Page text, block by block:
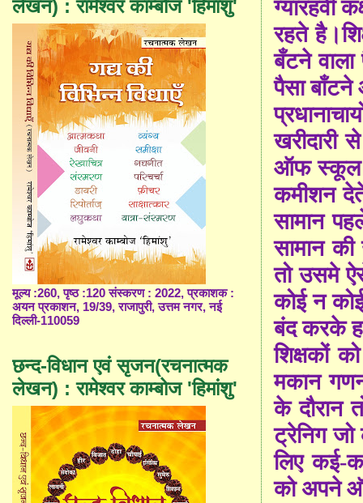
ग्यारहवीं
रहते
बँटने
पैसा
खरीदारी
ऑफ
कमीशन
सामान
सामान की
तो उसमे
कोई न
बंद करके
शिक्षकों
मकान
के दौरान
ट्रेनिग
लिए कई-
को अपने
लेखन) : रामेश्वर काम्बोज 'हिमांशु'
मूल्य :260, पृष्ठ :120 संस्करण : 2022, प्रकाशक :
अयन प्रकाशन, 19/39, राजापुरी, उत्तम नगर, नई
दिल्ली-110059
छन्द-विधान एवं सृजन(रचनात्मक
लेखन) : रामेश्वर काम्बोज 'हिमांशु'